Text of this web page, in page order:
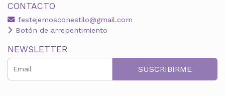
CONTACTO
festejemosconestilo@gmail.com
Botón de arrepentimiento
NEWSLETTER
SUSCRIBIRME